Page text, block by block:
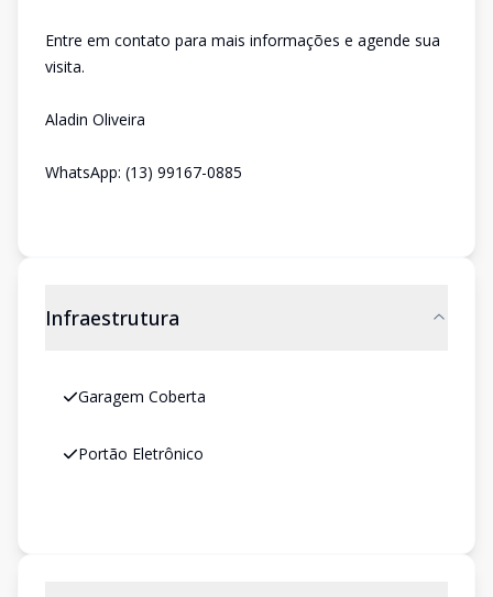
Entre em contato para mais informações e agende sua
visita.
Aladin Oliveira
WhatsApp: (13) 99167-0885
Infraestrutura
Garagem Coberta
Portão Eletrônico